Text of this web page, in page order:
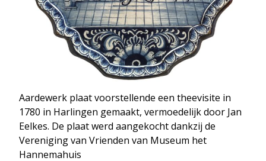
Aardewerk plaat voorstellende een theevisite in
1780 in Harlingen gemaakt, vermoedelijk door Jan
Eelkes. De plaat werd aangekocht dankzij de
Vereniging van Vrienden van Museum het
Hannemahuis